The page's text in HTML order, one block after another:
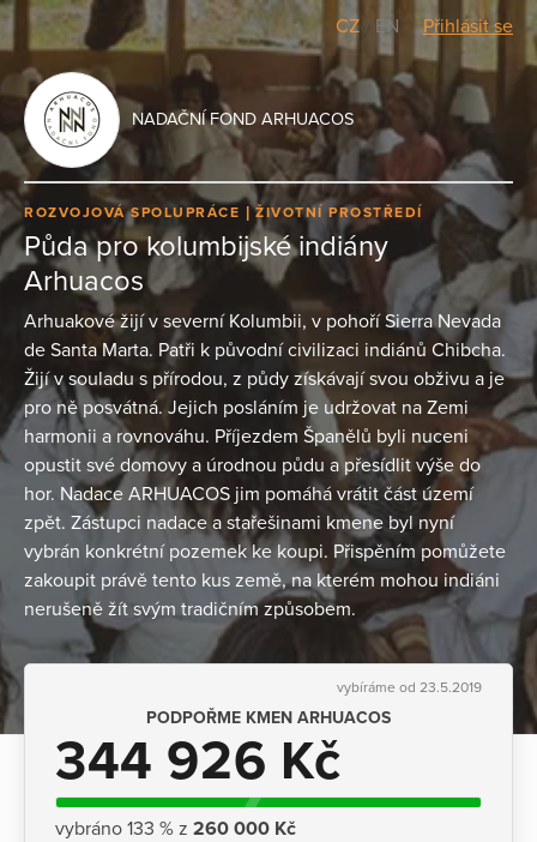
CZ / EN Přihlásit se
NADAČNÍ FOND ARHUACOS
ROZVOJOVÁ SPOLUPRÁCE ŽIVOTNÍ PROSTŘEDÍ
Půda pro kolumbijské indiány
Arhuacos
Arhuakové žijí v severní Kolumbii, v pohoří Sierra Nevada
de Santa Marta. Patři k původní civilizaci indiánů Chibcha.
Žijí v souladu s přírodou, z půdy získávají svou obživu a je
pro ně posvátná. Jejich posláním je udržovat na Zemi
harmonii a rovnováhu. Příjezdem Španělů byli nuceni
opustit své domovy a úrodnou půdu a přesídlit výše do
hor. Nadace ARHUACOS jim pomáhá vrátit část území
zpět. Zástupci nadace a stařešinami kmene byl nyní
vybrán konkrétní pozemek ke koupi. Přispěním pomůžete
zakoupit právě tento kus země, na kterém mohou indiáni
nerušeně žít svým tradičním způsobem.
vybíráme od 23.5.2019
PODPOŘME KMEN ARHUACOS
344 926 Kč
vybráno 133 % z 260 000 Kč